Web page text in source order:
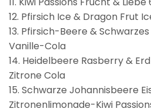
12. Pfirsich Ice & Dragon Frut
13. Pfirsich-Beere &
Vanille-Cola
14. Heidelbeere Rasberry &
Zitrone Cola
15. Schwarze Johannisbeere
Zitronenlimonade-Kiwi